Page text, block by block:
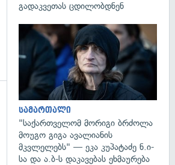
გადაკვეთას ცდილობდნენ
სამართალი
"საქართველომ მორიგი ბრძოლა
მოუგო გიგა ავალიანის
მკვლელებს" — ეკა კუპატაძე ნ.ი-
სა და ა.ბ-ს დაკავებას ეხმაურება